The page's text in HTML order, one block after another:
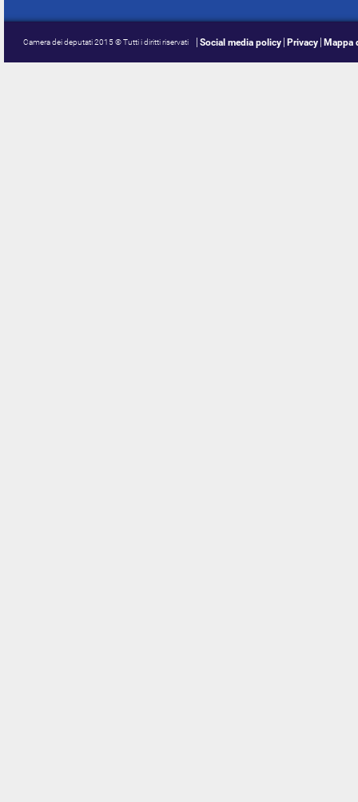
Camera dei deputati 2015 © Tutti i diritti riservati Social media policy Privacy Mappa